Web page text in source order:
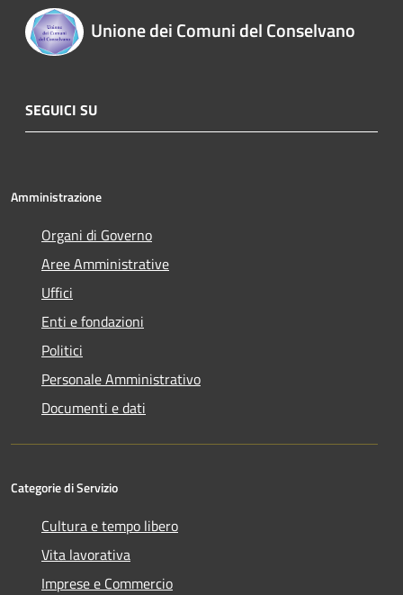
Unione dei Comuni del Conselvano
SEGUICI SU
Amministrazione
Organi di Governo
Aree Amministrative
Uffici
Enti e fondazioni
Politici
Personale Amministrativo
Documenti e dati
Categorie di Servizio
Cultura e tempo libero
Vita lavorativa
Imprese e Commercio